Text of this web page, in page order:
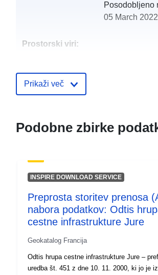
Posodobljeno
05 March 2022
Prostorski viri:
http://
codelist/
Prikaži več
Podobne zbirke
INSPIRE DOWNLOAD SERVICE
Preprosta storitev prenosa
nabora podatkov: Odtis
cestne infrastrukture Jure
Geokatalog Francija
Odtis hrupa cestne infrastrukture Jure –
uredba št. 451 z dne 10. 11. 2000, ki jo je